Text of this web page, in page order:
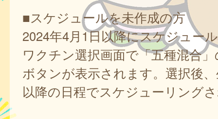
■スケジュールを未作成の方
2024年4月1日以降にスケジュー
ワクチン選択画面で「五種混合
ボタンが表示されます。選択後
以降の日程でスケジューリング